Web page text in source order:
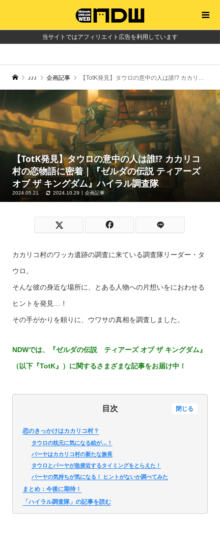
当サイトではアフィリエイト広告を利用しています
♪♪♪ 企画記事 【TotK発見】タウロの意中の人は誰!? カカリコ村の恋物語に密着｜『ゼルダの伝説 ティアーズ オブ ザ キングダム』ハイラル調査隊
【TotK発見】タウロの意中の人は誰!? カカリコ
村の恋物語に密着｜『ゼルダの伝説 ティアーズ
オブ ザ キングダム』ハイラル調査隊
2024.05.21 2024.10.29 企画記事
カカリコ村のワッカ遺跡の調査に来ている調査隊リーダー・タ
ウロ。
そんな彼の身近な場所に、とある人物への片想いをにおわせる
ヒントを発見…！
その手がかりを頼りに、ウワサの真相を調査しました。
NDWでは、 『ゼルダの伝説 ティアーズ オブ ザ キングダム』
（以下『TotK』） に関するさまざまな記事をお届け中！
目次 閉じる
恋のきっかけはカカリコ村？
タウロの枕元に気になる絵が…！
パーヤはカカリコ村の新たな族長
タウロとパーヤが急接近するタイミングをとらえた！
パーヤの気持ちが気になる！ ヒントがないか調べてみた
まとめ：今後に期待！
「ハイラル調査隊」の記事を読む